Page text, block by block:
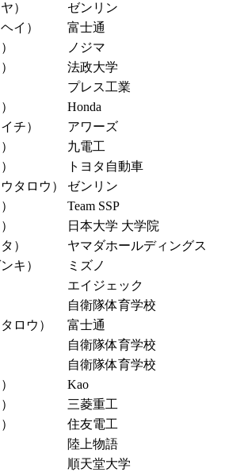
）
ゼンリン
イ）
富士通
ノジマ
法政大学
プレス工業
Honda
チ）
アワーズ
九電工
トヨタ自動車
タロウ）
ゼンリン
Team SSP
日本大学 大学院
）
ヤマダホールディングス
キ）
ミズノ
エイジェック
自衛隊体育学校
ロウ）
富士通
自衛隊体育学校
自衛隊体育学校
Kao
三菱重工
住友電工
陸上物語
順天堂大学